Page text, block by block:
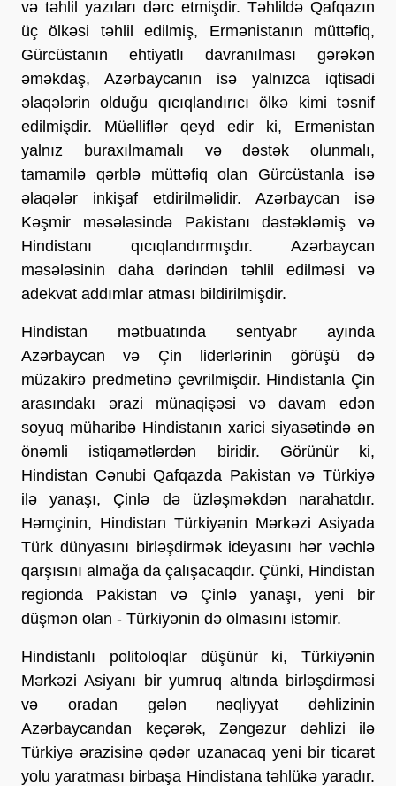
və təhlil yazıları dərc etmişdir. Təhlildə Qafqazın
üç ölkəsi təhlil edilmiş, Ermənistanın müttəfiq,
Gürcüstanın ehtiyatlı davranılması gərəkən
əməkdaş, Azərbaycanın isə yalnızca iqtisadi
əlaqələrin olduğu qıcıqlandırıcı ölkə kimi təsnif
edilmişdir. Müəlliflər qeyd edir ki, Ermənistan
yalnız buraxılmamalı və dəstək olunmalı,
tamamilə qərblə müttəfiq olan Gürcüstanla isə
əlaqələr inkişaf etdirilməlidir. Azərbaycan isə
Kəşmir məsələsində Pakistanı dəstəkləmiş və
Hindistanı qıcıqlandırmışdır. Azərbaycan
məsələsinin daha dərindən təhlil edilməsi və
adekvat addımlar atması bildirilmişdir.
Hindistan mətbuatında sentyabr ayında
Azərbaycan və Çin liderlərinin görüşü də
müzakirə predmetinə çevrilmişdir. Hindistanla Çin
arasındakı ərazi münaqişəsi və davam edən
soyuq müharibə Hindistanın xarici siyasətində ən
önəmli istiqamətlərdən biridir. Görünür ki,
Hindistan Cənubi Qafqazda Pakistan və Türkiyə
ilə yanaşı, Çinlə də üzləşməkdən narahatdır.
Həmçinin, Hindistan Türkiyənin Mərkəzi Asiyada
Türk dünyasını birləşdirmək ideyasını hər vəchlə
qarşısını almağa da çalışacaqdır. Çünki, Hindistan
regionda Pakistan və Çinlə yanaşı, yeni bir
düşmən olan - Türkiyənin də olmasını istəmir.
Hindistanlı politoloqlar düşünür ki, Türkiyənin
Mərkəzi Asiyanı bir yumruq altında birləşdirməsi
və oradan gələn nəqliyyat dəhlizinin
Azərbaycandan keçərək, Zəngəzur dəhlizi ilə
Türkiyə ərazisinə qədər uzanacaq yeni bir ticarət
yolu yaratması birbaşa Hindistana təhlükə yaradır.